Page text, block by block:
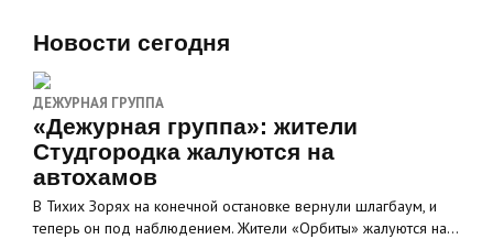
Новости сегодня
ДЕЖУРНАЯ ГРУППА
«Дежурная группа»: жители
Студгородка жалуются на
автохамов
В Тихих Зорях на конечной остановке вернули шлагбаум, и
теперь он под наблюдением. Жители «Орбиты» жалуются на…